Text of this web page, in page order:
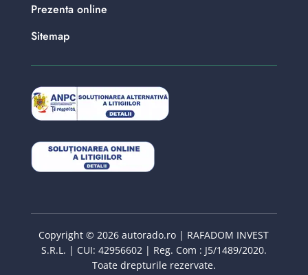
Prezenta online
Sitemap
Copyright © 2026 autorado.ro | RAFADOM INVEST
S.R.L. | CUI: 42956602 | Reg. Com : J5/1489/2020.
Toate drepturile rezervate.